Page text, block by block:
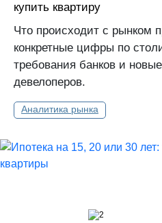
купить квартиру
Что происходит с рынком
конкретные цифры по
требования банков и
девелоперов.
Аналитика рынка
2